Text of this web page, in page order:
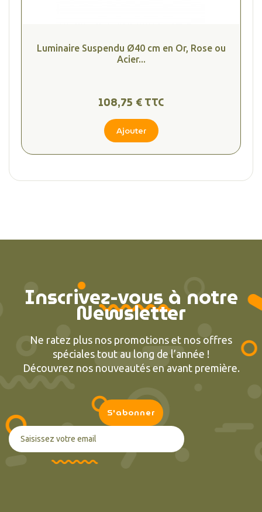
Luminaire Suspendu Ø40 cm en Or, Rose ou
Acier...
108,75 € TTC
Ajouter
Inscrivez-vous à notre
Newsletter
Ne ratez plus nos promotions et nos offres
spéciales tout au long de l’année !
Découvrez nos nouveautés en avant première.